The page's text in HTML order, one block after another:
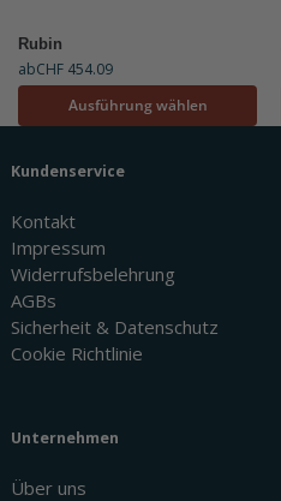
Rubin
abCHF 454.09
Ausführung wählen
Kundenservice
Kontakt
Impressum
Widerrufsbelehrung
AGBs
Sicherheit & Datenschutz
Cookie Richtlinie
Unternehmen
Über uns